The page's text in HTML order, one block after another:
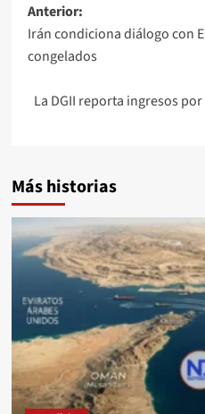
Anterior:
Irán condiciona diálogo con
congelados
La DGII reporta ingresos
Más historias